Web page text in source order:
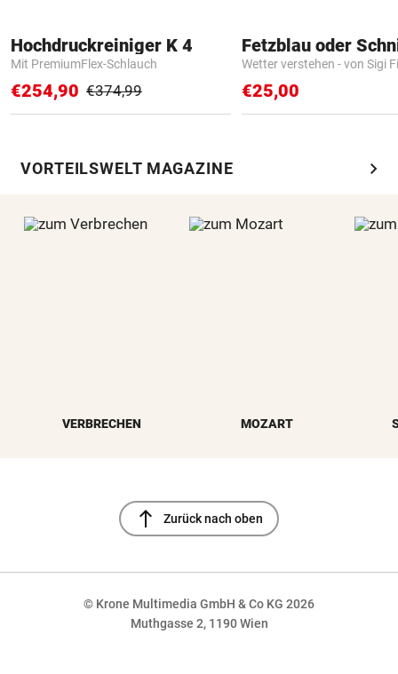
Hochdruckreiniger K 4
Mit PremiumFlex-Schlauch
€254,90 €374,99
Fetzblau oder
Wetter verstehen - von Sigi
€25,00
VORTEILSWELT MAGAZINE chevron_right
VERBRECHEN MOZART
north Zurück nach oben
© Krone Multimedia GmbH & Co KG 2026
Muthgasse 2, 1190 Wien